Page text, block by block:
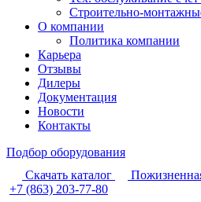
Строительно-
О компании
Политика компании
Карьера
Отзывы
Дилеры
Документация
Новости
Контакты
Подбор оборудования
Скачать каталог
+7 (863) 203-77-80